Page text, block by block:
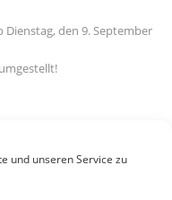
und unseren Service zu
Dienstag, den 9. September